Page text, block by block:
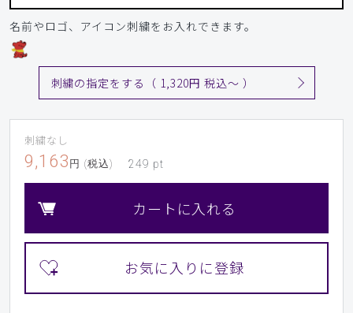
名前やロゴ、アイコン刺繍をお入れできます。
刺繍の指定をする（ 1,320円 税込〜 ）
刺繍なし
9,163 円 (税込) 249 pt
カートに入れる